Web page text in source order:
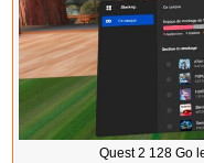
Quest 2 128 Go